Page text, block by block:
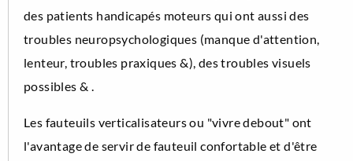
des patients handicapés moteurs qui ont aussi des
troubles neuropsychologiques (manque d'attention,
lenteur, troubles praxiques &), des troubles visuels
possibles & .
Les fauteuils verticalisateurs ou "vivre debout" ont
l'avantage de servir de fauteuil confortable et d'être